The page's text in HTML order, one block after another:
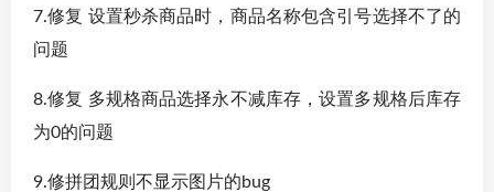
7.修复 设置秒杀商品时，商品名称包含引号选择不了的
问题
8.修复 多规格商品选择永不减库存，设置多规格后库存
为0的问题
9.修拼团规则不显示图片的bug